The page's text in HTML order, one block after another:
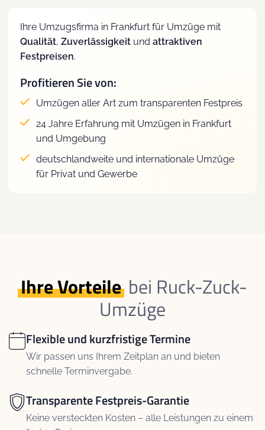
Ihre Umzugsfirma in Frankfurt für Umzüge mit
Qualität, Zuverlässigkeit und attraktiven
Festpreisen.
Profitieren Sie von:
Umzügen aller Art zum transparenten Festpreis
24 Jahre Erfahrung mit Umzügen in Frankfurt
und Umgebung
deutschlandweite und internationale Umzüge
für Privat und Gewerbe
Ihre Vorteile bei Ruck-Zuck-
Umzüge
Flexible und kurzfristige Termine
Wir passen uns Ihrem Zeitplan an und bieten
schnelle Terminvergabe.
Transparente Festpreis-Garantie
Keine versteckten Kosten – alle Leistungen zu einem